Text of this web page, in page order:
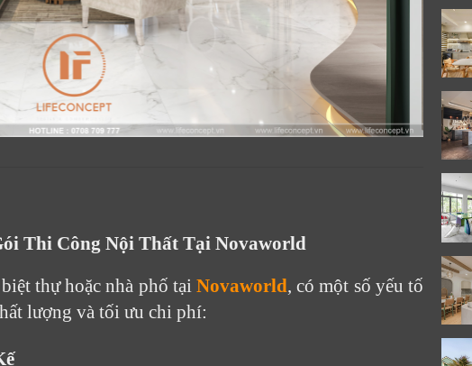
Thi Công Nội Thất Tại Novaworld
thự hoặc nhà phố tại Novaworld, có một số yếu tố
lượng và tối ưu chi phí:
ơn quý khách đã để lại thông tin.
sẽ liên hệ lại trong thời gian sớm nhất